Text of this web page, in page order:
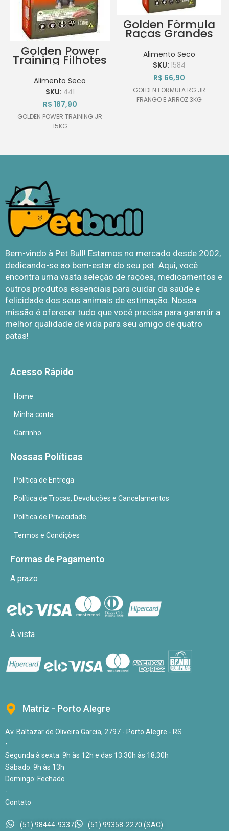
Golden Power
Training Filhotes
15Kg
Alimento Seco
SKU: 441
R$ 187,90
GOLDEN POWER TRAINING JR
15KG
Golden Fórmula
Raças Grandes
Filhotes Frango
e Arroz 3Kg
Alimento Seco
SKU: 1584
R$ 66,90
GOLDEN FORMULA RG JR
FRANGO E ARROZ 3KG
Bem-vindo à Pet Bull! Estamos no mercado desde 2002,
dedicando-se ao bem-estar do seu pet. Aqui, você
encontra uma vasta seleção de rações, medicamentos e
outros produtos essenciais para cuidar da saúde e
felicidade dos seus animais de estimação. Nossa
missão é oferecer tudo que você precisa para garantir a
melhor qualidade de vida para seu amigo de quatro
patas!
Acesso Rápido
Home
Minha conta
Carrinho
Nossas Políticas
Política de Entrega
Política de Trocas, Devoluções e Cancelamentos
Política de Privacidade
Termos e Condições
Formas de Pagamento
A prazo
À vista
Matriz - Porto Alegre
Av. Baltazar de Oliveira Garcia, 2797 - Porto Alegre - RS
-
Segunda à sexta: 9h às 12h e das 13:30h às 18:30h
Sábado: 9h às 13h
Domingo: Fechado
-
Contato
(51) 98444-9337 (51) 99358-2270 (SAC)